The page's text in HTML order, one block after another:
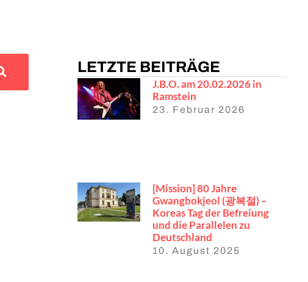
LETZTE BEITRÄGE
J.B.O. am 20.02.2026 in
Ramstein
23. Februar 2026
[Mission] 80 Jahre
Gwangbokjeol (광복절) –
Koreas Tag der Befreiung
und die Parallelen zu
Deutschland
10. August 2025